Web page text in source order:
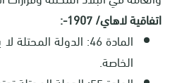
اتفاقية لاهاي/ 1907
:-
المادة 46: الدولة
الخاصة.